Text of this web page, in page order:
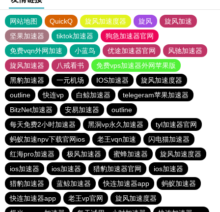
网站地图 QuickQ 旋风加速度器 旋风
旋风加速
坚果加速器
tiktok加速器
狗急加速器官网
免费vqn外网加速
小蓝鸟 优途加速器官网
风驰加速器
旋风加速器
八戒看书
免费vps加速器外网苹果版
黑豹加速器
一元机场 IOS加速器
旋风加速度器
outline
快连vp 白鲸加速器
telegeram苹果加速器
BitzNet加速器
安易加速器
outline
每天免费2小时加速器
黑洞vp永久加速器
tyl加速器官网
蚂蚁加速npv下载官网ios
老王vqn加速
闪电猫加速器
红海pro加速器
极风加速器 蜜蜂加速器
旋风加速度器
ios加速器
ios加速器 猎豹加速器官网
ios加速器
猎豹加速器
蓝鲸加速器 快连加速器app
蚂蚁加速器
快连加速器app
老王vp官网
旋风加速度器